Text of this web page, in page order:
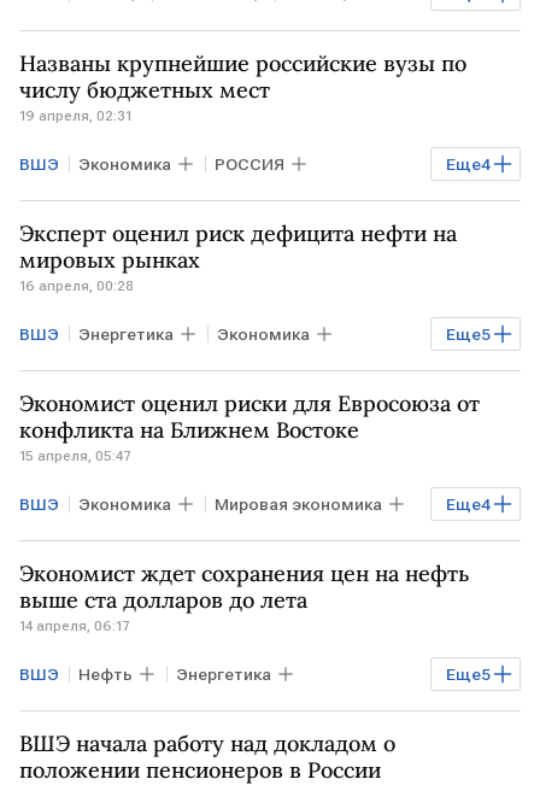
Биньямин Нетаньяху Аббас Аракчи
Дональд Трамп
Названы крупнейшие российские вузы по
числу бюджетных мест
19 апреля, 02:31
Еще4
ВШЭ Экономика РОССИЯ
Финансы РФ Михаил Мишустин
Минобрнауки МГТУ им. Н.Э. Баумана
Эксперт оценил риск дефицита нефти на
мировых рынках
16 апреля, 00:28
Еще5
ВШЭ Энергетика Экономика
Мировая экономика США ИРАН
БЛИЖНИЙ ВОСТОК Дональд Трамп
Экономист оценил риски для Евросоюза от
конфликта на Ближнем Востоке
15 апреля, 05:47
Еще4
ВШЭ Экономика Мировая экономика
БЛИЖНИЙ ВОСТОК КИТАЙ США
Экономист ждет сохранения цен на нефть
выше ста долларов до лета
14 апреля, 06:17
Еще5
ВШЭ Нефть Энергетика
Экономика США
Ормузский пролив ИРАН
ВШЭ начала работу над докладом о
положении пенсионеров в России